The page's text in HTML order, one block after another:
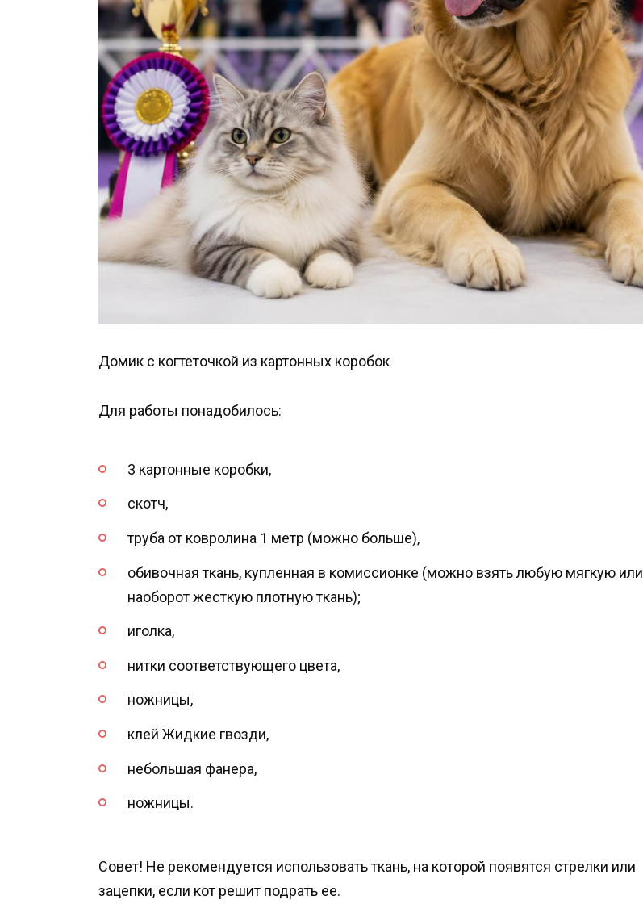
Домик с когтеточкой из картонных коробок
Для работы понадобилось:
3 картонные коробки,
скотч,
труба от ковролина 1 метр (можно больше),
обивочная ткань, купленная в комиссионке (можно взять любую мягкую или
наоборот жесткую плотную ткань);
иголка,
нитки соответствующего цвета,
ножницы,
клей Жидкие гвозди,
небольшая фанера,
ножницы.
Совет! Не рекомендуется использовать ткань, на которой появятся стрелки или
зацепки, если кот решит подрать ее.